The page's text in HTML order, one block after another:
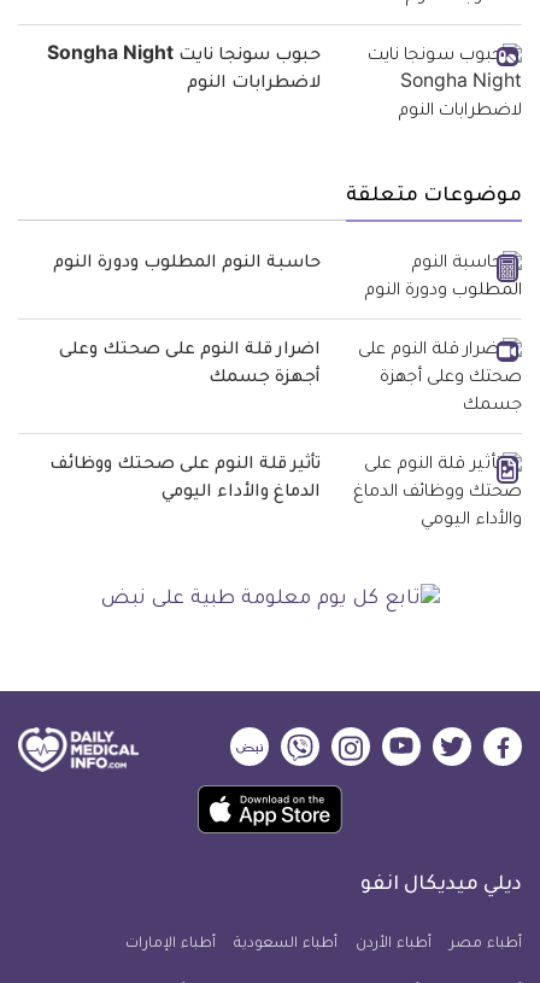
حبوب سونجا نايت Songha Night
لاضطرابات النوم
موضوعات متعلقة
حاسبة النوم المطلوب ودورة النوم
اضرار قلة النوم على صحتك وعلى
أجهزة جسمك
تأثير قلة النوم على صحتك ووظائف
الدماغ والأداء اليومي
ديلي
فيسبوك
ديلي
تويتر
ديلي
ميديكال
يوتيوب
ديلي
ميديكال
انفو
ديلي
ميديكال
انفو
ديلي
ميديكال
انفو
حمل
تطبيق
معلومة
ديلي ميديكال انفو
أطباء مصر أطباء الأردن أطباء السعودية أطباء الإمارات